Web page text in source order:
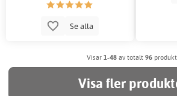
Se alla
Visar 1-48 av totalt 96
Visa fler